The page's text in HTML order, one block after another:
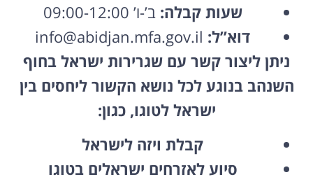
שעות קבלה: ב’-ו’ 09:00-12:00
דוא”ל:
ניתן ליצור קשר עם שגרירות ישראל בחוף
השנהב בנוגע לכל נושא הקשור ליחסים בין
ישראל לטוגו, כגון:
קבלת ויזה לישראל
סיוע לאזרחים ישראלים בטוגו